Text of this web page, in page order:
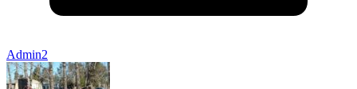
Admin2